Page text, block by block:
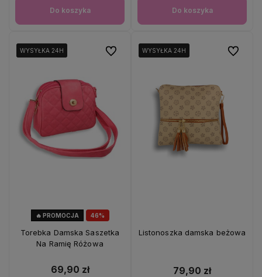
Do koszyka Do koszyka
46%
🔥 PROMOCJA
WYSYŁKA 24H
WYSYŁKA 24H
WYSYŁKA 24H
Torebka Damska Saszetka
Na Ramię Różowa
69,90 zł
Do ulubionychWYSYŁKA 24H
WYSYŁKA 24H
WYSYŁKA 24H
Listonoszka damska beżowa
79,90 zł
Do